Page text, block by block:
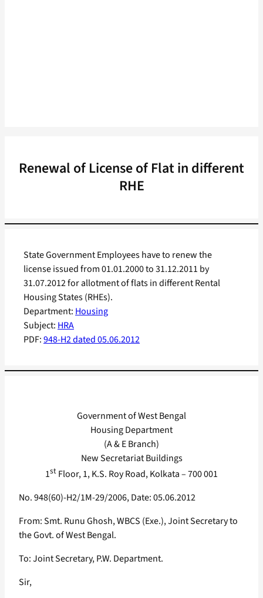
Renewal of License of Flat in different
RHE
Department: Housing
Subject: HRA
PDF:948-H2 dated 05.06.2012
State Government Employees have to renew the
license issued from 01.01.2000 to 31.12.2011 by
31.07.2012 for allotment of flats in different Rental
Housing States (RHEs).
Government of West Bengal
Housing Department
(A & E Branch)
New Secretariat Buildings
1st Floor, 1, K.S. Roy Road, Kolkata – 700 001
No. 948(60)-H2/1M-29/2006, Date: 05.06.2012
From: Smt. Runu Ghosh, WBCS (Exe.), Joint Secretary to
the Govt. of West Bengal.
To: Joint Secretary, P.W. Department.
Sir,